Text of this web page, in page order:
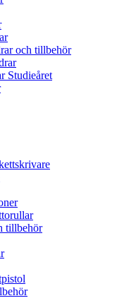
och tillbehör
Studieåret
tillbehör